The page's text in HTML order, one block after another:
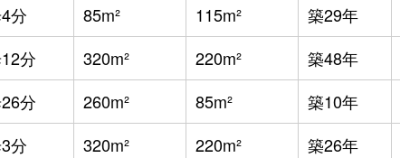
分 85m² 115m² 築29年
分 320m² 220m² 築48年
分 260m² 85m² 築10年
分 320m² 220m² 築26年